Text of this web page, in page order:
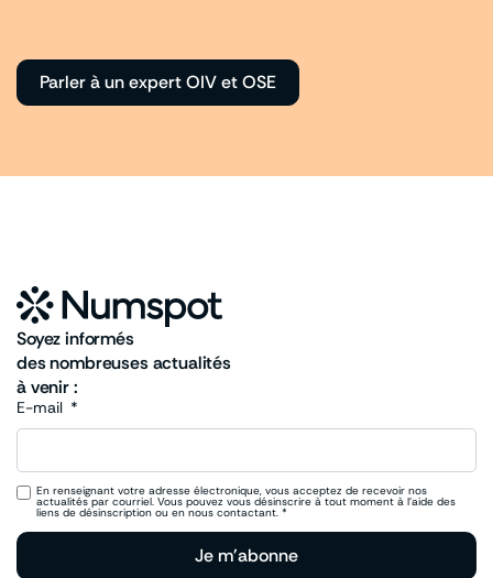
Parler à un expert OIV et OSE
Soyez informés
des nombreuses actualités
à venir :
E-mail
En renseignant votre adresse électronique, vous acceptez de recevoir nos
actualités par courriel. Vous pouvez vous désinscrire à tout moment à l’aide des
liens de désinscription ou en nous contactant. *
Je m'abonne